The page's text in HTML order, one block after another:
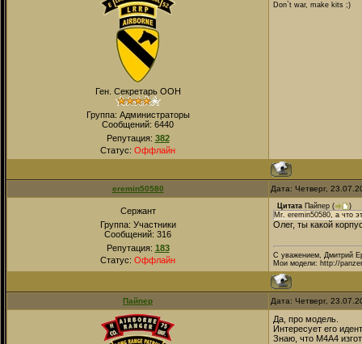
Ген. Секретарь ООН
Группа: Администраторы
Сообщений: 6440
Репутация: 382
Статус: Оффлайн
Don`t war, make kits ;)
eremin50580 Дата: Четверг,
Сержант
Группа: Участники
Сообщений: 316
Репутация: 183
Статус: Оффлайн
Цитата Пайпер (
)
Mr. eremin50580, a что
Олег, ты какой
С уважением, Дмитрий
Мои модели: http://
Пайпер Дата: Четверг,
Да, про модель.
Интересует его
Знаю, что М4А4